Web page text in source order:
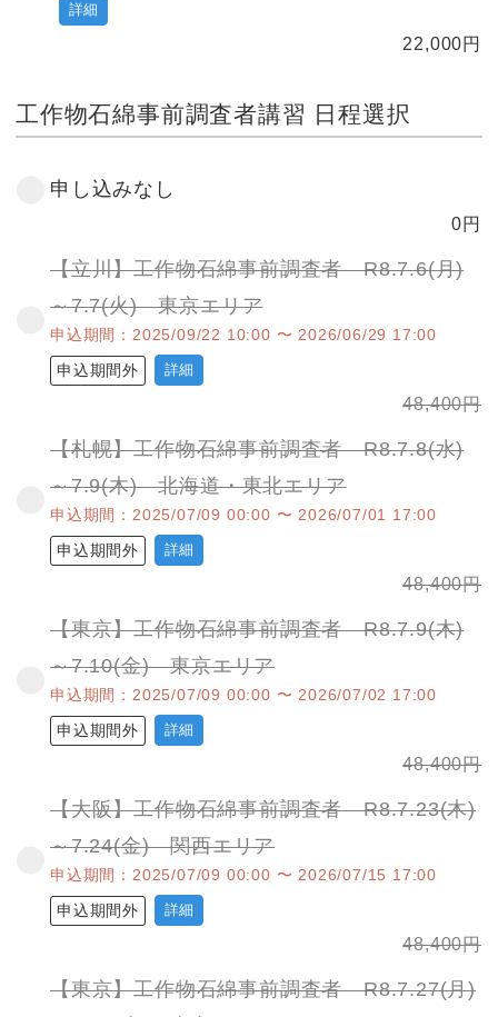
詳細
22,000円
工作物石綿事前調査者講習 日程選択
申し込みなし
0円
【立川】工作物石綿事前調査者 R8.7.6(月)
～7.7(火) 東京エリア
申込期間：2025/09/22 10:00 〜 2026/06/29 17:00
申込期間外 詳細
48,400円
【札幌】工作物石綿事前調査者 R8.7.8(水)
～7.9(木) 北海道・東北エリア
申込期間：2025/07/09 00:00 〜 2026/07/01 17:00
申込期間外 詳細
48,400円
【東京】工作物石綿事前調査者 R8.7.9(木)
～7.10(金) 東京エリア
申込期間：2025/07/09 00:00 〜 2026/07/02 17:00
申込期間外 詳細
48,400円
【大阪】工作物石綿事前調査者 R8.7.23(木)
～7.24(金) 関西エリア
申込期間：2025/07/09 00:00 〜 2026/07/15 17:00
申込期間外 詳細
48,400円
【東京】工作物石綿事前調査者 R8.7.27(月)